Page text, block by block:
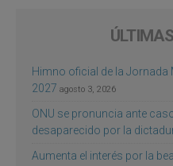
Himno oficial de la Jornada
2027 agosto 3, 2026
ONU se pronuncia ante
desaparecido por la
Aumenta el interés por la